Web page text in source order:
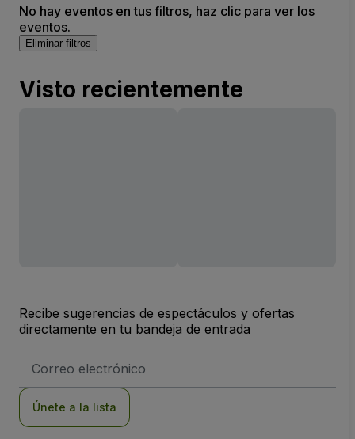
No hay eventos en tus filtros, haz clic para ver los
eventos.
Eliminar filtros
Visto recientemente
Recibe sugerencias de espectáculos y ofertas
directamente en tu bandeja de entrada
de
Únete a la lista